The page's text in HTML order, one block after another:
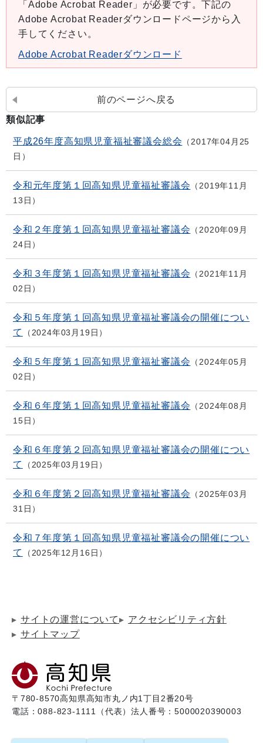
「Adobe Acrobat Reader」が必要です。下記の
Adobe Acrobat Readerダウンロードページから入
手してください。
Adobe Acrobat Readerダウンロード
前のページへ戻る
類似記事
平成26年度高知県児童福祉審議会総会
2017年04月25
日
令和元年度第１回高知県児童福祉審議会
2019年11月
13日
令和２年度第１回高知県児童福祉審議会
2020年09月
24日
令和３年度第１回高知県児童福祉審議会
2021年11月
02日
令和５年度第１回高知県児童福祉審議会の開催につい
て
2024年03月19日
令和５年度第１回高知県児童福祉審議会
2024年05月
02日
令和６年度第１回高知県児童福祉審議会
2024年08月
15日
令和６年度第２回高知県児童福祉審議会の開催につい
て
2025年03月19日
令和６年度第２回高知県児童福祉審議会
2025年03月
31日
令和７年度第１回高知県児童福祉審議会の開催につい
て
2025年12月16日
サイトの運営について
アクセシビリティ方針
サイトマップ
〒780-8570高知県高知市丸ノ内1丁目2番20号
電話：088-823-1111（代表）法人番号：5000020390003